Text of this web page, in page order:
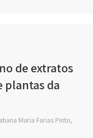
de extratos
plantas da
Maria Farias Pinto,